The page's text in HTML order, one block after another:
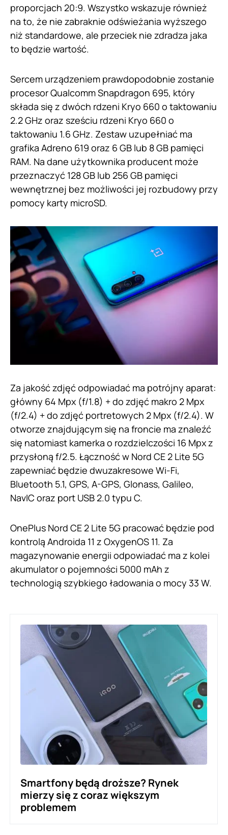
proporcjach 20:9. Wszystko wskazuje również
na to, że nie zabraknie odświeżania wyższego
niż standardowe, ale przeciek nie zdradza jaka
to będzie wartość.
Sercem urządzeniem prawdopodobnie zostanie
procesor Qualcomm Snapdragon 695, który
składa się z dwóch rdzeni Kryo 660 o taktowaniu
2.2 GHz oraz sześciu rdzeni Kryo 660 o
taktowaniu 1.6 GHz. Zestaw uzupełniać ma
grafika Adreno 619 oraz 6 GB lub 8 GB pamięci
RAM. Na dane użytkownika producent może
przeznaczyć 128 GB lub 256 GB pamięci
wewnętrznej bez możliwości jej rozbudowy przy
pomocy karty microSD.
Za jakość zdjęć odpowiadać ma potrójny aparat:
główny 64 Mpx (f/1.8) + do zdjęć makro 2 Mpx
(f/2.4) + do zdjęć portretowych 2 Mpx (f/2.4). W
otworze znajdującym się na froncie ma znaleźć
się natomiast kamerka o rozdzielczości 16 Mpx z
przysłoną f/2.5. Łączność w Nord CE 2 Lite 5G
zapewniać będzie dwuzakresowe Wi-Fi,
Bluetooth 5.1, GPS, A-GPS, Glonass, Galileo,
NavIC oraz port USB 2.0 typu C.
OnePlus Nord CE 2 Lite 5G pracować będzie pod
kontrolą Androida 11 z OxygenOS 11. Za
magazynowanie energii odpowiadać ma z kolei
akumulator o pojemności 5000 mAh z
technologią szybkiego ładowania o mocy 33 W.
Smartfony będą droższe? Rynek
mierzy się z coraz większym
problemem